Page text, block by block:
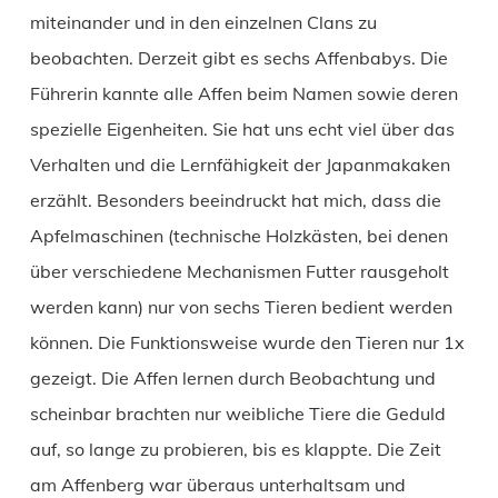
miteinander und in den einzelnen Clans zu
beobachten. Derzeit gibt es sechs Affenbabys. Die
Führerin kannte alle Affen beim Namen sowie deren
spezielle Eigenheiten. Sie hat uns echt viel über das
Verhalten und die Lernfähigkeit der Japanmakaken
erzählt. Besonders beeindruckt hat mich, dass die
Apfelmaschinen (technische Holzkästen, bei denen
über verschiedene Mechanismen Futter rausgeholt
werden kann) nur von sechs Tieren bedient werden
können. Die Funktionsweise wurde den Tieren nur 1x
gezeigt. Die Affen lernen durch Beobachtung und
scheinbar brachten nur weibliche Tiere die Geduld
auf, so lange zu probieren, bis es klappte. Die Zeit
am Affenberg war überaus unterhaltsam und